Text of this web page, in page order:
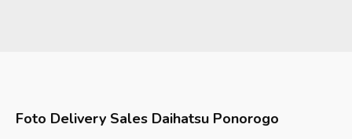
Foto Delivery Sales Daihatsu Ponorogo